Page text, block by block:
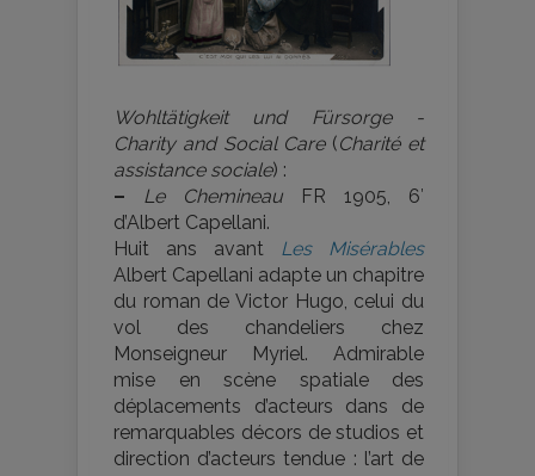
Wohltätigkeit und Fürsorge -
Charity and Social Care(Charité et
assistance sociale) :
–
Le Chemineau FR 1905, 6′
d’Albert Capellani.
Huit ans avant Les Misérables
Albert Capellani adapte un chapitre
du roman de Victor Hugo, celui du
vol des chandeliers chez
Monseigneur Myriel. Admirable
mise en scène spatiale des
déplacements d’acteurs dans de
remarquables décors de studios et
direction d’acteurs tendue : l’art de